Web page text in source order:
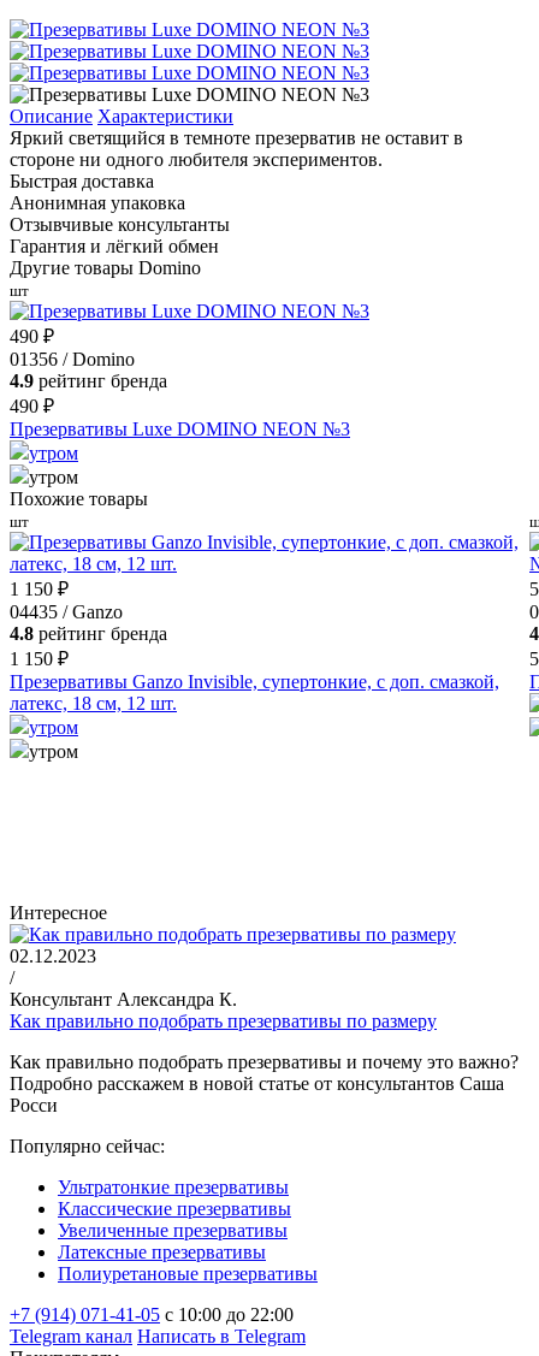
Описание Характеристики
Яркий светящийся в темноте презерватив не оставит в
стороне ни одного любителя экспериментов.
Быстрая доставка
Анонимная упаковка
Отзывчивые консультанты
Гарантия и лёгкий обмен
Другие товары Domino
шт
490 ₽
01356 / Domino
4.9 рейтинг бренда
490 ₽
Презервативы Luxe DOMINO NEON №3
утром
утром
Похожие товары
шт
1 150 ₽
04435 / Ganzo
4.8 рейтинг бренда
1 150 ₽
Презервативы Ganzo Invisible, супертонкие, с доп. смазкой,
латекс, 18 см, 12 шт.
утром
утром
Интересное
02.12.2023
/
Консультант Александра К.
Как правильно подобрать презервативы по размеру
Как правильно подобрать презервативы и почему это важно?
Подробно расскажем в новой статье от консультантов Саша
Росси
Популярно сейчас:
Ультратонкие презервативы
Классические презервативы
Увеличенные презервативы
Латексные презервативы
Полиуретановые презервативы
+7 (914) 071-41-05 c 10:00 до 22:00
Telegram канал Написать в Telegram